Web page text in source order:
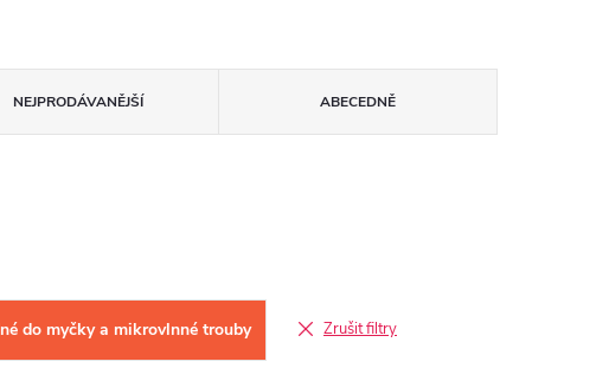
NEJPRODÁVANĚJŠÍ ABECEDNĚ
do myčky a mikrovlnné trouby Zrušit filtry